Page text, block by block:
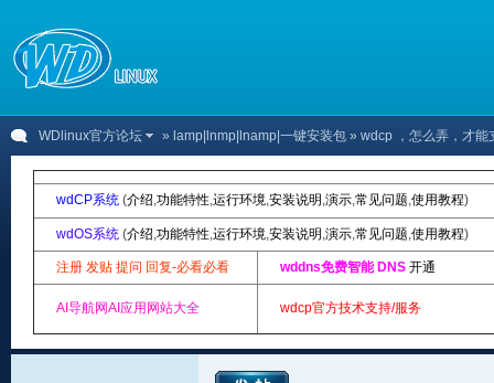
WDlinux官方论坛 » lamp|lnmp|lnamp|一键安装包 » wdcp ，怎么弄，才
wdCP系统 (介绍,功能特性,运行环境,安装说明 ,演示,常见问题,使用教程)
wdOS系统 (介绍,功能特性,运行环境,安装说明 ,演示,常见问题,使用教程)
注册 发贴 提问 回复-必看必看 wddns免费智能 DNS 开通
AI导航网AI应用网站大全 wdcp官方技术支持/服务